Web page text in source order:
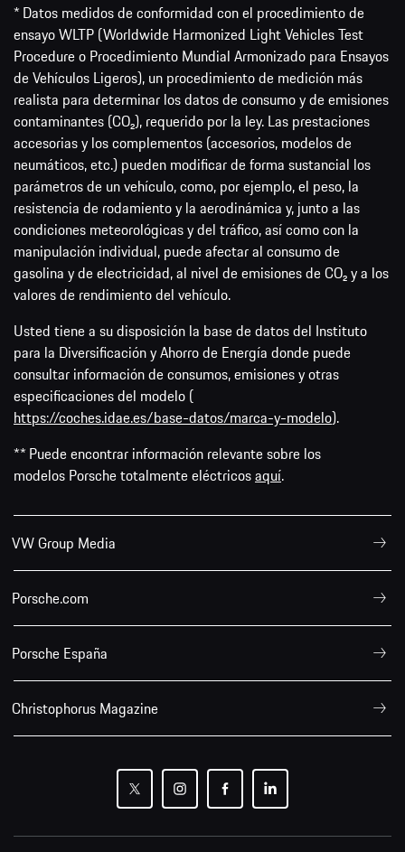
* Datos medidos de conformidad con el procedimiento de
ensayo WLTP (Worldwide Harmonized Light Vehicles Test
Procedure o Procedimiento Mundial Armonizado para Ensayos
de Vehículos Ligeros), un procedimiento de medición más
realista para determinar los datos de consumo y de emisiones
contaminantes (CO₂), requerido por la ley. Las prestaciones
accesorias y los complementos (accesorios, modelos de
neumáticos, etc.) pueden modificar de forma sustancial los
parámetros de un vehículo, como, por ejemplo, el peso, la
resistencia de rodamiento y la aerodinámica y, junto a las
condiciones meteorológicas y del tráfico, así como con la
manipulación individual, puede afectar al consumo de
gasolina y de electricidad, al nivel de emisiones de CO₂ y a los
valores de rendimiento del vehículo.
Usted tiene a su disposición la base de datos del Instituto
para la Diversificación y Ahorro de Energía donde puede
consultar información de consumos, emisiones y otras
especificaciones del modelo (
https://coches.idae.es/base-datos/marca-y-modelo).
** Puede encontrar información relevante sobre los
modelos Porsche totalmente eléctricosaquí.
VW Group Media
Porsche.com
Porsche España
Christophorus Magazine